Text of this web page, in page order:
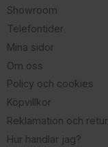
Showroom
Telefontider
Mina sidor
Om oss
Policy och cookies
Köpvillkor
Reklamation och retur
Hur handlar jag?